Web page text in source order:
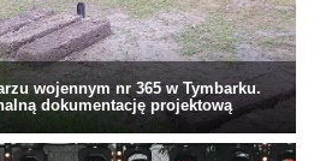
wojennym nr 365 w Tymbarku.
dokumentację projektową